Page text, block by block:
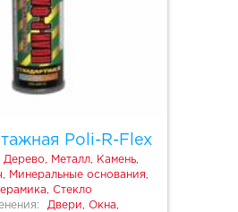
Poli-R-Flex
Дерево, Металл, Камень,
Минеральные основания,
Стекло
Двери, Окна,